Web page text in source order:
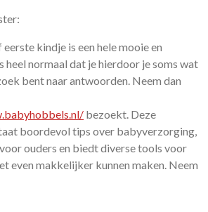
kindje is een hele mooie en
heel normaal dat je hierdoor je soms wat
bent naar antwoorden. Neem dan
bezoekt. Deze
boordevol tips over babyverzorging,
ouders en biedt diverse tools voor
even makkelijker kunnen maken. Neem